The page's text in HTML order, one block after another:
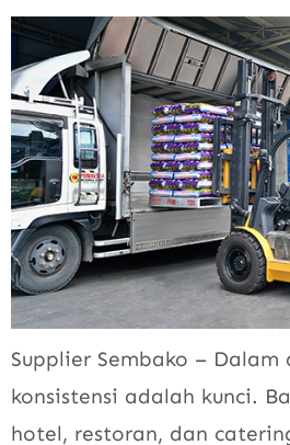
Supplier Sembako – Dalam
konsistensi adalah kunci.
hotel, restoran, dan